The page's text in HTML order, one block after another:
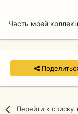
Часть моей
Перейти к списку